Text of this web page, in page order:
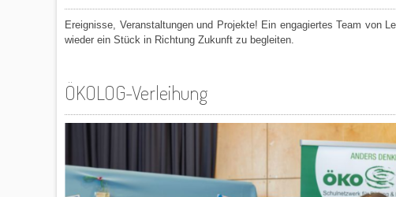
Ereignisse, Veranstaltungen und Projekte! Ein engagiertes Team von
wieder ein Stück in Richtung Zukunft zu begleiten.
ÖKOLOG-Verleihung